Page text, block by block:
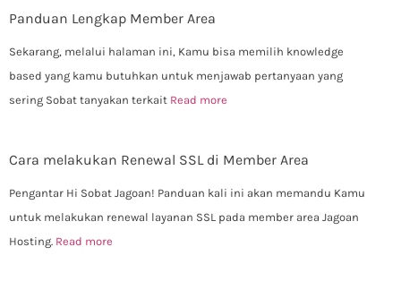
Panduan Lengkap Member Area
Sekarang, melalui halaman ini, Kamu bisa memilih knowledge
based yang kamu butuhkan untuk menjawab pertanyaan yang
sering Sobat tanyakan terkait Read more
Cara melakukan Renewal SSL di Member Area
Pengantar Hi Sobat Jagoan! Panduan kali ini akan memandu Kamu
untuk melakukan renewal layanan SSL pada member area Jagoan
Hosting. Read more